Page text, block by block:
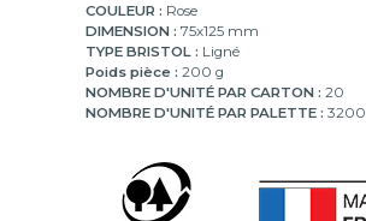
COULEUR : Rose
DIMENSION : 75x125 mm
TYPE BRISTOL : Ligné
Poids pièce : 200 g
NOMBRE D'UNITÉ PAR CARTON : 20
NOMBRE D'UNITÉ PAR PALETTE : 3200